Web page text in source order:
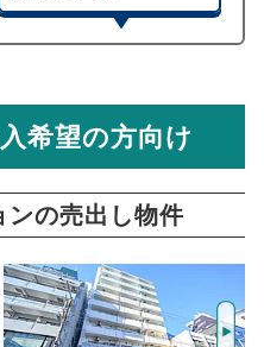
レーション
万円
ミュレーター
で算出され、手元に残る
勢佐木町
万円
希望の方向け
ンの売出し物件